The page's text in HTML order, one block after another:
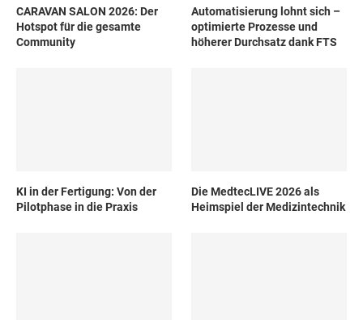
CARAVAN SALON 2026: Der
Hotspot für die gesamte
Community
Automatisierung lohnt sich –
optimierte Prozesse und
höherer Durchsatz dank FTS
KI in der Fertigung: Von der
Pilotphase in die Praxis
Die MedtecLIVE 2026 als
Heimspiel der Medizintechnik